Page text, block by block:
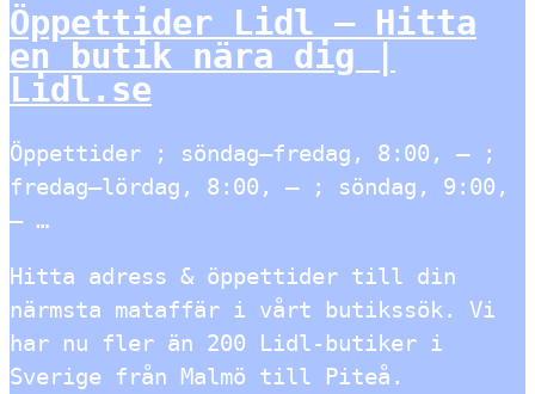
Öppettider Lidl – Hitta
en butik nära dig |
Lidl.se
Öppettider ; söndag–fredag, 8:00, – ;
fredag–lördag, 8:00, – ; söndag, 9:00,
– …
Hitta adress & öppettider till din
närmsta mataffär i vårt butikssök. Vi
har nu fler än 200 Lidl-butiker i
Sverige från Malmö till Piteå.